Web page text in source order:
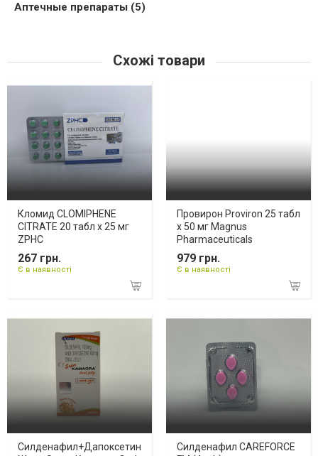
Аптечные препараты (5)
Схожі товари
Кломид CLOMIPHENE
CITRATE 20 табл x 25 мг
ZPHC
267 грн.
Є в наявності
Провирон Proviron 25 табл
x 50 мг Magnus
Pharmaceuticals
979 грн.
Є в наявності
Силденафил+Дапоксетин
Силденафил CAREFORCE